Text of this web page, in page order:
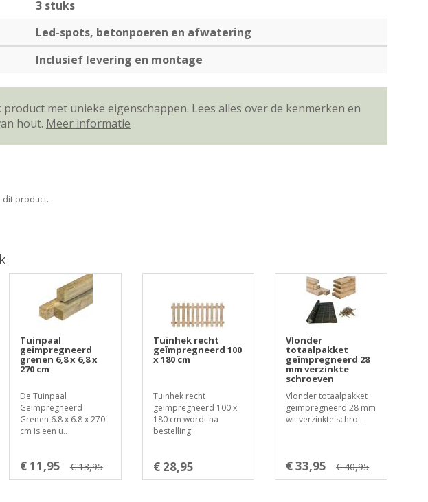
3 stuks
Led-spots, betonpoeren en afwatering
Inclusief levering en montage
met unieke eigenschappen. Lees alles over de kenmerken en
hout. Meer informatie
dit product.
Tuinpaal
geïmpregneerd
grenen 6,8 x 6,8 x
270 cm
De Tuinpaal
Geïmpregneerd
Grenen 6.8 x 6.8 x 270
cm is een u..
€ 11,95 € 13,95
Tuinhek recht
geïmpregneerd 100
x 180 cm
Tuinhek recht
geïmpregneerd 100 x
180 cm wordt na
bestelling..
€ 28,95
Vlonder
totaalpakket
geïmpregneerd 28
mm verzinkte
schroeven
Vlonder totaalpakket
geïmpregneerd 28 mm
wit verzinkte schro..
€ 33,95 € 40,95